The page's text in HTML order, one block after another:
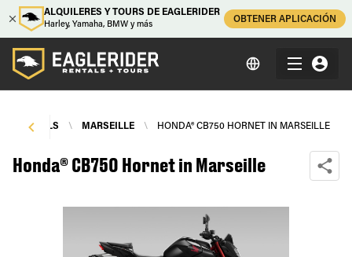
ALQUILERES Y TOURS DE EAGLERIDER
Harley, Yamaha, BMW y más
OBTENER APLICACIÓN
RENTALS \ MARSEILLE \ HONDA® CB750 HORNET IN MARSEILLE
Honda® CB750 Hornet in Marseille